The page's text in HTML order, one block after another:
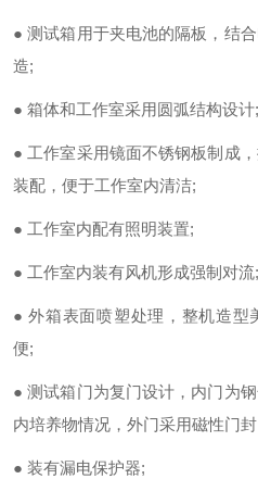
●测试箱用于夹电池的隔板，结
造;
● 箱体和工作室采用圆弧结构设计;
● 工作室采用镜面不锈钢板制成
装配，便于工作室内清洁;
● 工作室内配有照明装置;
● 工作室内装有风机形成强制对流;
●外箱表面喷塑处理，整机造型
便;
●测试箱门为复门设计，内门为
内培养物情况，外门采用磁性门
● 装有漏电保护器;